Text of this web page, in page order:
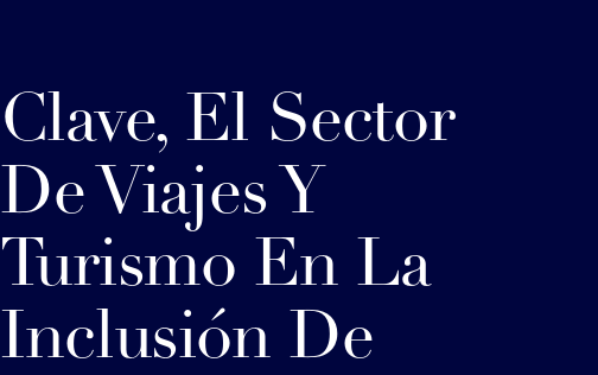
Clave, El Sector
De Viajes Y
Turismo En La
Inclusión De